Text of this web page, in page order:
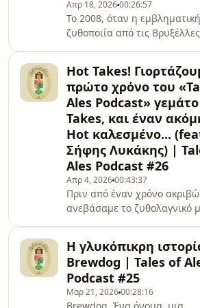
κατηγορίες μπύρας. Στο εν
επεισόδιο, κάνουμε
μερικά κομβικά σημεία της
παράδοσης μπύρας
Απρ 18, 202600:26:57
To 2008, όταν η
ζυθοποιία από τις
χαλαρό, σαρκαστικό και
διασκεδαστικό, κανείς δεν
ότι θα κατελήγε να γίνει
τους απανταχού
τη γη! Και έτσι, η Zwanze
λαμβάνει χώρα κάθε δύο
δεκάδες επιλεγμένα σημεία
τον κόσμο, σχεδόν ενώνει
ανθρώπους,
Hot Takes!
πρώτο χρόνο του
Ales Podcast»
Takes, και έναν
Hot καλεσμένο...
Σήφης Λυκάκης) |
Ales Podcast #26
Απρ 4, 202600:43:37
Πριν από έναν χρόνο
ανεβάσαμε το ζυθολαγνικό
επετειακό μας επεισόδιο,
κάνουμε κάτι εσπεσιάλ.
δεύτερη σκέψη, καλέσαμε
εσπεσιάλ, τον Σήφη Λυκάκη.
Η γλυκόπικρη
Brewdog | Tales of
Podcast #25
Μαρ 21, 202600:28:16